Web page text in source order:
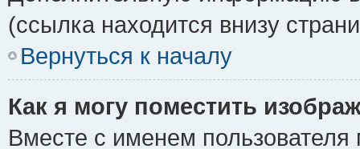
(ссылка находится внизу
Вернуться к началу
Как я могу поместить
Вместе с именем пользователя